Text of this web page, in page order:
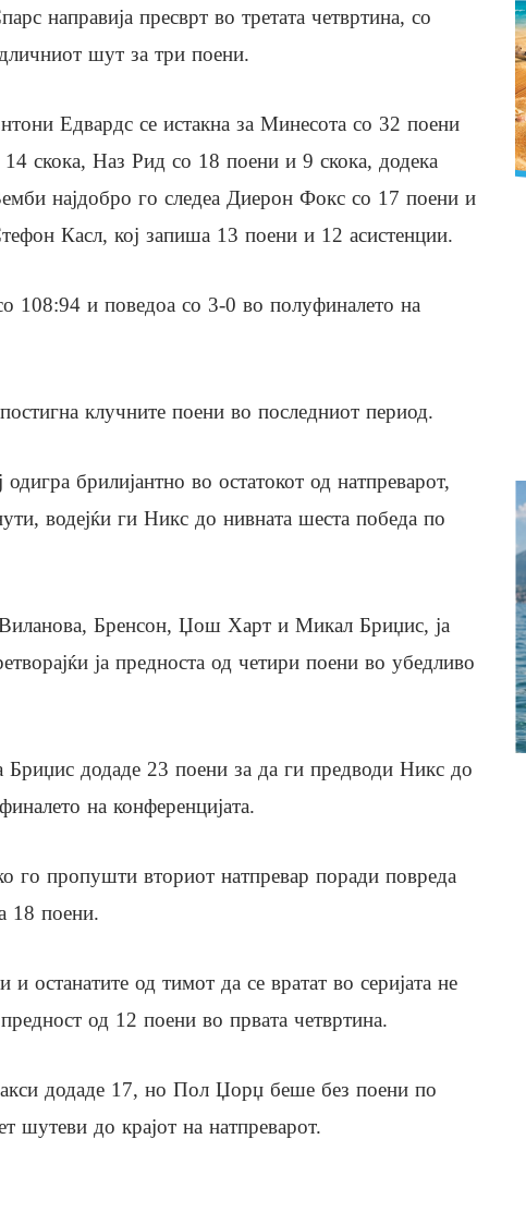
направија пресврт во третата четвртина, со
шут за три поени.
Едвардс се истакна за Минесота со 32 поени
скока, Наз Рид со 18 поени и 9 скока, додека
најдобро го следеа Диерон Фокс со 17 поени и
Касл, кој запиша 13 поени и 12 асистенции.
108:94 и поведоа со 3-0 во полуфиналето на
клучните поени во последниот период.
брилијантно во остатокот од натпреварот,
водејќи ги Никс до нивната шеста победа по
Виланова, Бренсон, Џош Харт и Микал Бриџис, ја
ја предноста од четири поени во убедливо
додаде 23 поени за да ги предводи Никс до
на конференцијата.
го пропушти вториот натпревар поради повреда
18 поени.
останатите од тимот да се вратат во серијата не
од 12 поени во првата четвртина.
додаде 17, но Пол Џорџ беше без поени по
шутеви до крајот на натпреварот.